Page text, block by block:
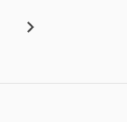
chevron_right